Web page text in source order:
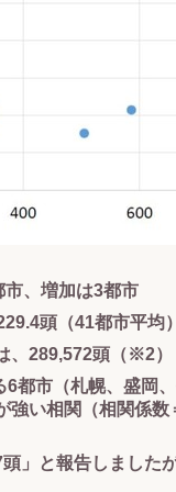
、増加は3都市
頭（41都市平均
、289,572頭（※2）
都市（札幌、盛岡
い相関（相関係数
と報告しました